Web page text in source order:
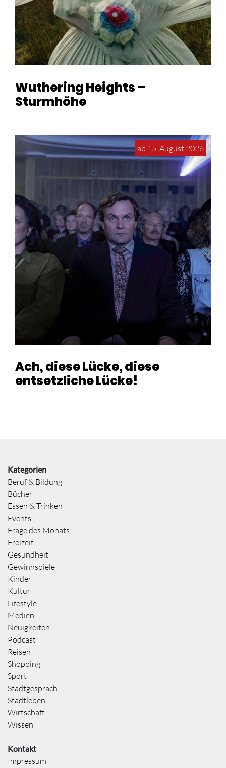
Wuthering Heights –
Sturmhöhe
ab 15. August 2026
Ach, diese Lücke, diese
entsetzliche Lücke!
Kategorien
Beruf & Bildung
Bücher
Essen & Trinken
Events
Frage des Monats
Freizeit
Gesundheit
Gewinnspiele
Kinder
Kultur
Lifestyle
Medien
Neuigkeiten
Podcast
Reisen
Shopping
Sport
Stadtgespräch
Stadtleben
Wirtschaft
Wissen
Kontakt
Impressum